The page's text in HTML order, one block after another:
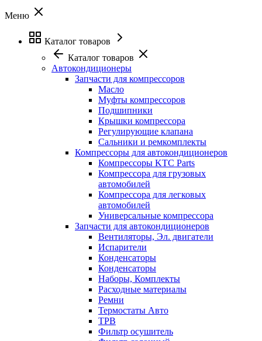
Меню
Каталог товаров
Каталог товаров
Автокондиционеры
Запчасти для компрессоров
Масло
Муфты компрессоров
Подшипники
Крышки компрессора
Регулирующие клапана
Сальники и ремкомплекты
Компрессоры для автокондиционеров
Компрессоры KTC Parts
Компрессора для грузовых
автомобилей
Компрессора для легковых
автомобилей
Универсальные компрессора
Запчасти для автокондиционеров
Вентиляторы, Эл. двигатели
Испарители
Конденсаторы
Конденсаторы
Наборы, Комплекты
Расходные материалы
Ремни
Термостаты Авто
ТРВ
Фильтр осушитель